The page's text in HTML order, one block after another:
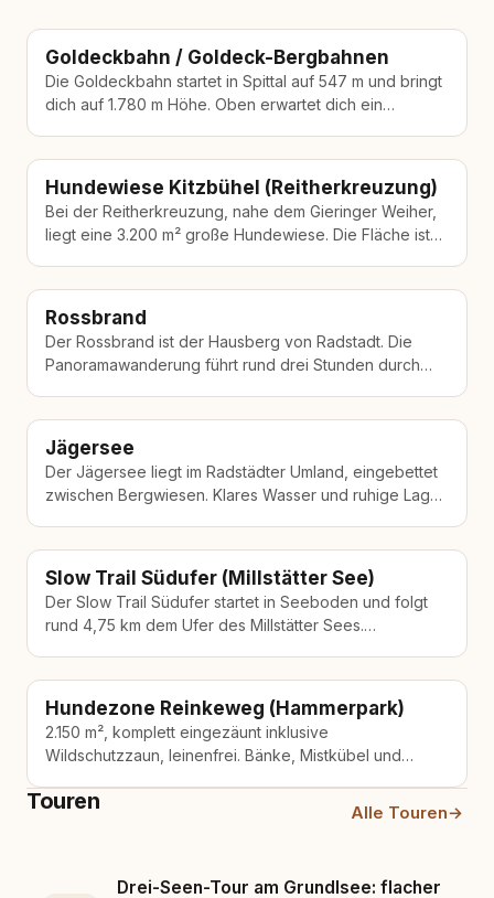
Goldeckbahn / Goldeck-Bergbahnen
Die Goldeckbahn startet in Spittal auf 547 m und bringt
dich auf 1.780 m Höhe. Oben erwartet dich ein
Hundewiese Kitzbühel (Reitherkreuzung)
Bei der Reitherkreuzung, nahe dem Gieringer Weiher,
liegt eine 3.200 m² große Hundewiese. Die Fläche ist
Rossbrand
Der Rossbrand ist der Hausberg von Radstadt. Die
Panoramawanderung führt rund drei Stunden durch
Jägersee
Der Jägersee liegt im Radstädter Umland, eingebettet
zwischen Bergwiesen. Klares Wasser und ruhige Lage
Slow Trail Südufer (Millstätter See)
Der Slow Trail Südufer startet in Seeboden und folgt
rund 4,75 km dem Ufer des Millstätter Sees.
Hundezone Reinkeweg (Hammerpark)
2.150 m², komplett eingezäunt inklusive
Wildschutzzaun, leinenfrei. Bänke, Mistkübel und
ausgelasseneres Toben für aktive…
Touren Alle Touren→
Drei-Seen-Tour am Grundlsee: flacher